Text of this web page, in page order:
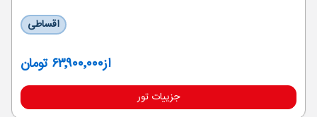
اقساطی
از۶۳٬۹۰۰٬۰۰۰ تومان
جزییات تور